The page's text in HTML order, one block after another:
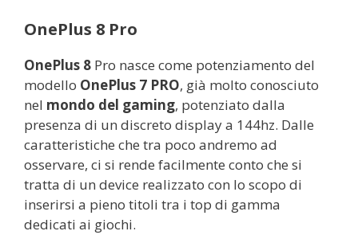
OnePlus 8 Pro
OnePlus 8 Pro nasce come potenziamento del
modello OnePlus 7 PRO, già molto conosciuto
nel mondo del gaming, potenziato dalla
presenza di un discreto display a 144hz. Dalle
caratteristiche che tra poco andremo ad
osservare, ci si rende facilmente conto che si
tratta di un device realizzato con lo scopo di
inserirsi a pieno titoli tra i top di gamma
dedicati ai giochi.